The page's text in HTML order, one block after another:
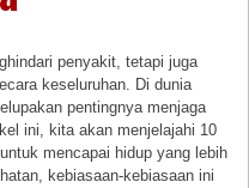
penyakit, tetapi juga
keseluruhan. Di dunia
pentingnya menjaga
ini, kita akan menjelajahi 10
mencapai hidup yang lebih
kebiasaan-kebiasaan ini